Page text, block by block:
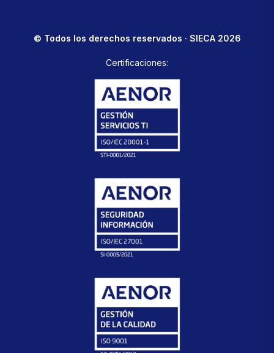
© Todos los derechos reservados · SIECA 2026
Certificaciones: